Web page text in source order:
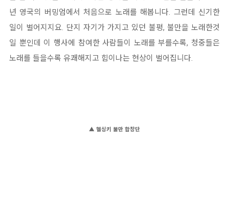
년 영국의 버밍엄에서 처음으로 노래를 해봅니다. 그런데 신기한
일이 벌어지지요. 단지 자기가 가지고 있던 불평, 불만을 노래한것
일 뿐인데 이 행사에 참여한 사람들이 노래를 부를수록, 청중들은
노래를 들을수록 유쾌해지고 힘이나는 현상이 벌어집니다.
▲ 헬싱키 불만 합창단